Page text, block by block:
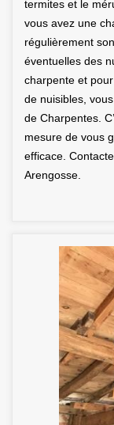
termites et le
vous avez une
régulièrement
éventuelles des
charpente et
de nuisibles,
de Charpentes.
mesure de vous
efficace.
Arengosse.